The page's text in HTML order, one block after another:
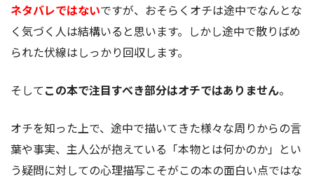
ネタバレではないですが、おそらくオチは途中でなんとな
く気づく人は結構いると思います。しかし途中で散りばめ
られた伏線はしっかり回収します。
そしてこの本で注目すべき部分はオチではありません。
オチを知った上で、途中で描いてきた様々な周りからの言
葉や事実、主人公が抱えている「本物とは何かのか」とい
う疑問に対しての心理描写こそがこの本の面白い点ではな